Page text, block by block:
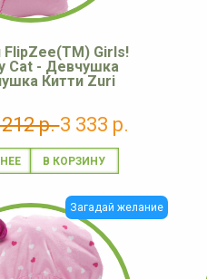
FlipZee(TM) Girls!
Cat - Девчушка
Китти Zuri
р.3 333 р.
Загадай желание